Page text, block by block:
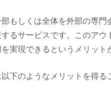
もしくは全体を外部の専
るサービスです。このア
実現できるというメリット
下のようなメリットを得る